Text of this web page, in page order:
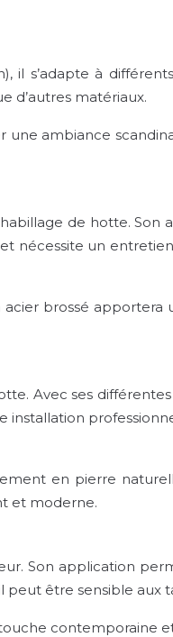
il s’adapte à
d’autres matériaux.
ambiance
habillage de hotte.
nécessite un
brossé
Avec ses
installation
en pierre
et moderne.
Son application
peut être sensible aux
contemporaine et